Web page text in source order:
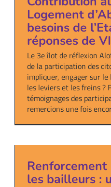
Logement
besoins de
réponses de
Le 3e îlot de réflexion
de la participation des
impliquer, engager sur
les leviers et les freins ?
témoignages des
remercions une fois
les bailleurs :